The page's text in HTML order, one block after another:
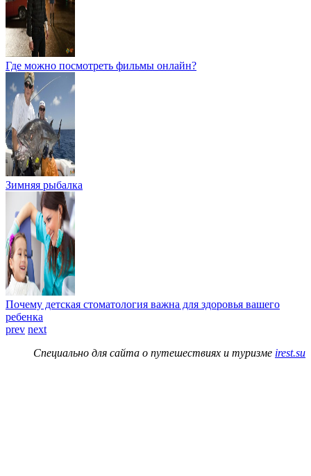
Где можно посмотреть фильмы онлайн?
Зимняя рыбалка
Почему детская стоматология важна для здоровья вашего
ребенка
prev next
Специально для сайта о путешествиях и туризме irest.su